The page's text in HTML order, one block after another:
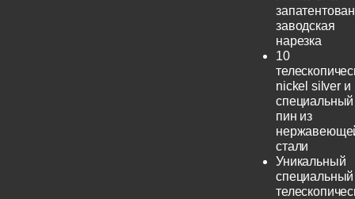
заводская
нарезка
10
nickel silver и
специальный
пин из
стали
Уникальный
специальный